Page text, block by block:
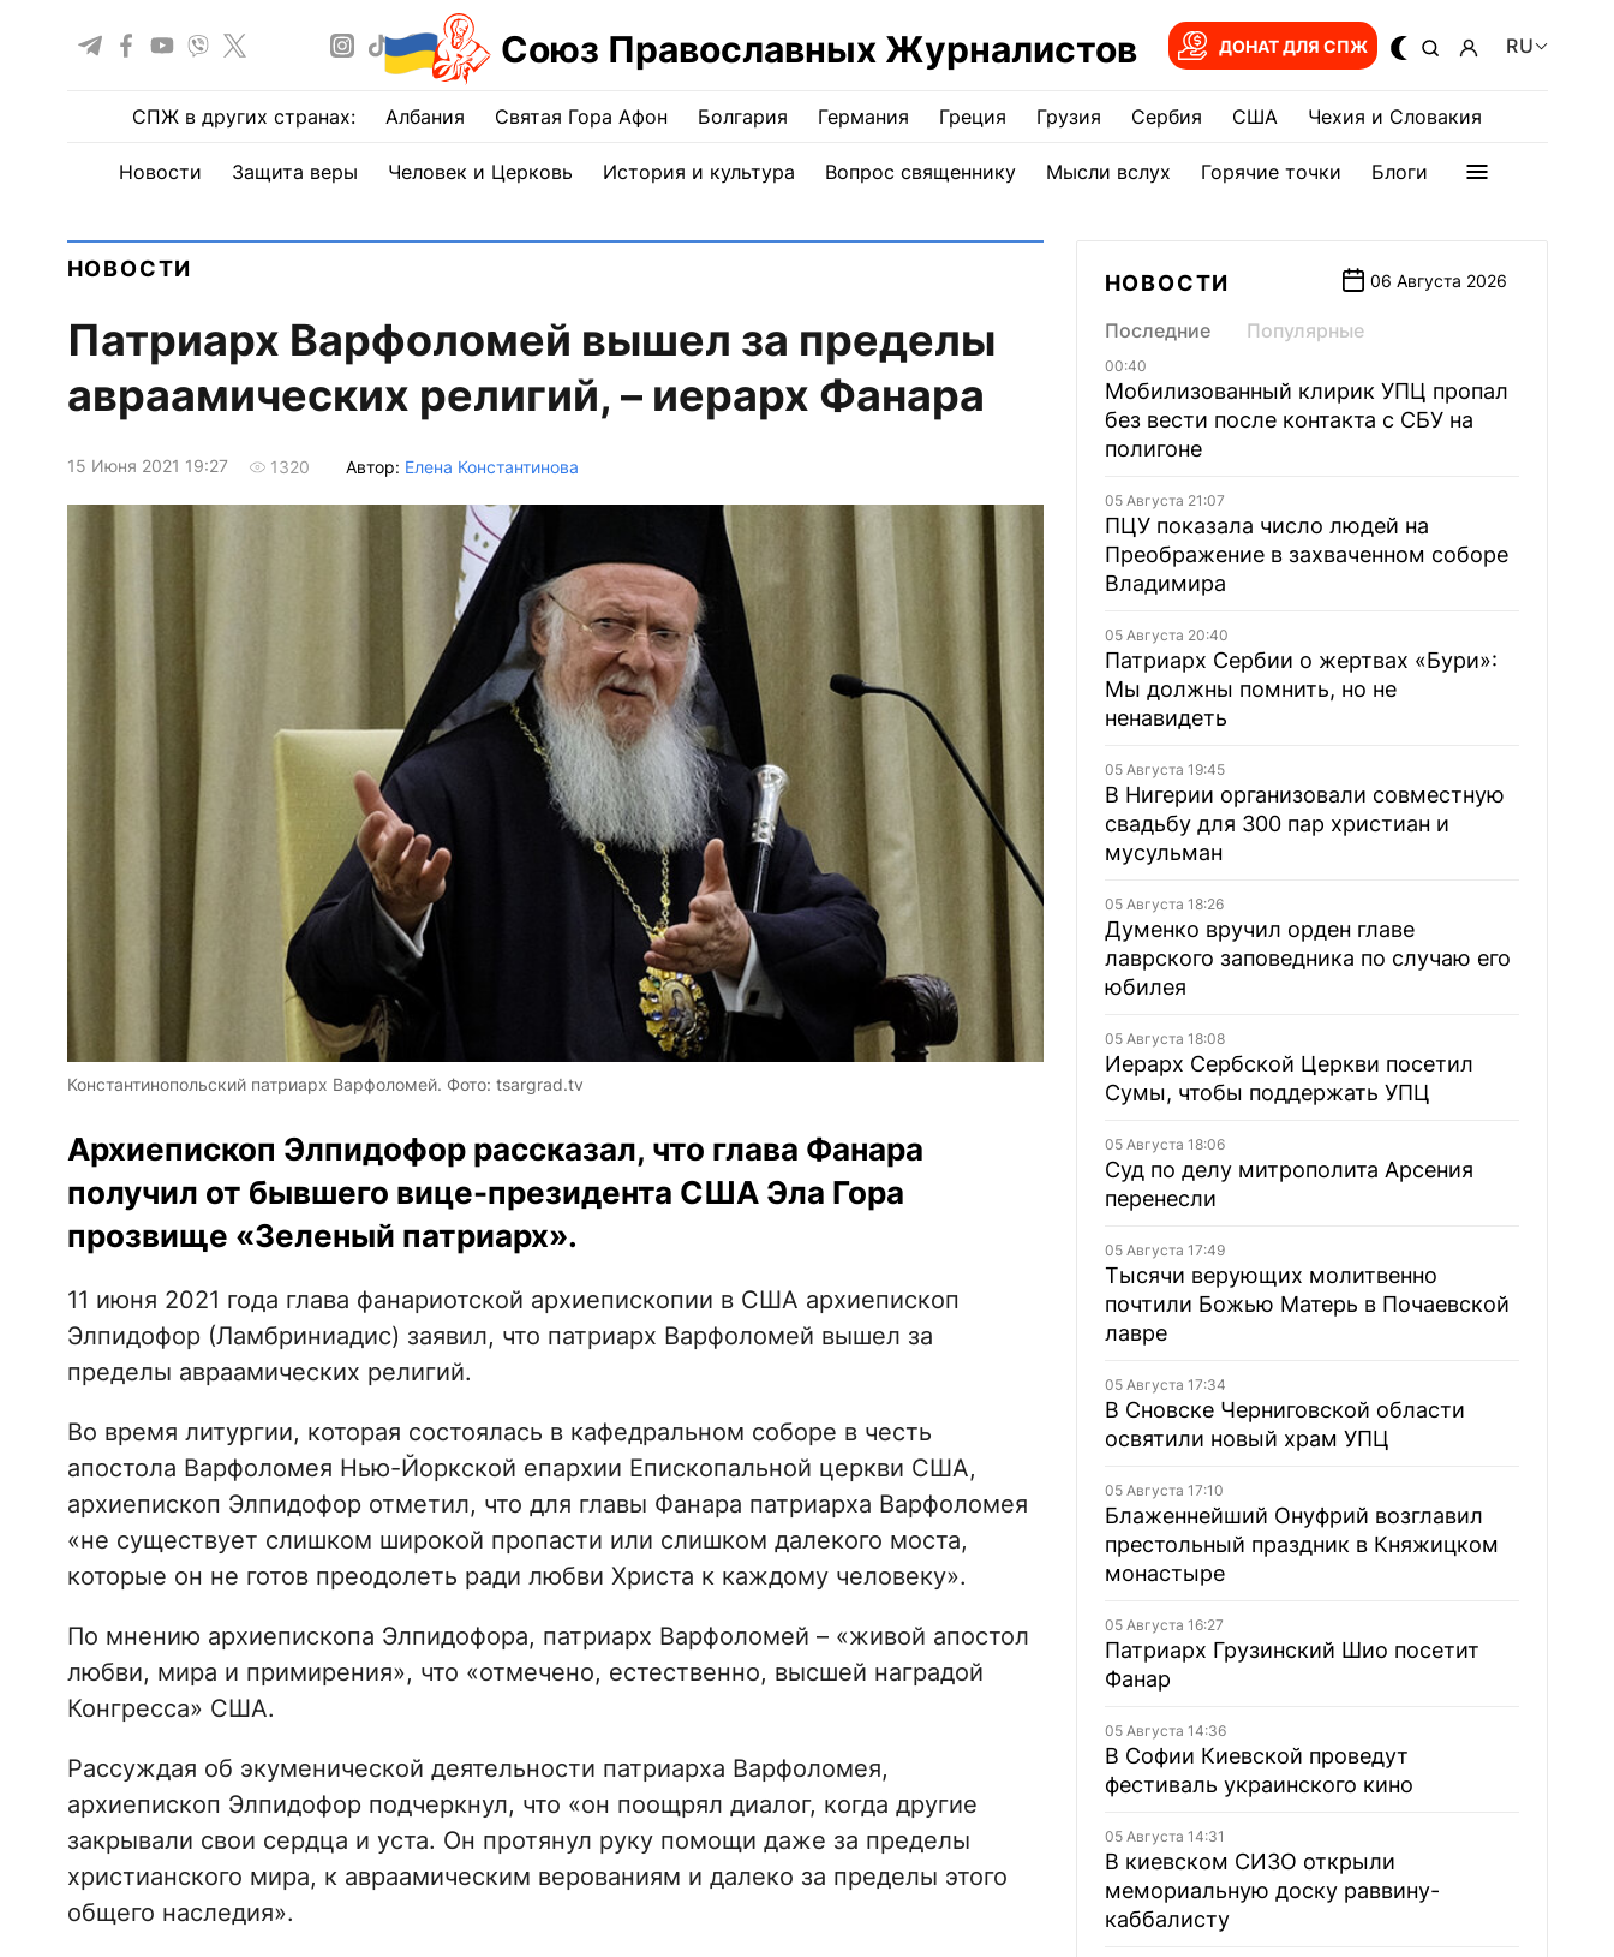
Союз Православных Журналистов ДОНАТ ДЛЯ СПЖ RU
СПЖ в других странах: Албания Святая Гора Афон Болгария Германия Греция Грузия Сербия США Чехия и Словакия
Новости Защита веры Человек и Церковь История и культура Вопрос священнику Мысли вслух Горячие точки Блоги
НОВОСТИ
Патриарх Варфоломей вышел за пределы
авраамических религий, – иерарх Фанара
15 Июня 2021 19:27 1320 Автор: Елена Константинова
Константинопольский патриарх Варфоломей. Фото: tsargrad.tv
Архиепископ Элпидофор рассказал, что глава Фанара
получил от бывшего вице-президента США Эла Гора
прозвище «Зеленый патриарх».
11 июня 2021 года глава фанариотской архиепископии в США архиепископ
Элпидофор (Ламбриниадис) заявил, что патриарх Варфоломей вышел за
пределы авраамических религий.
Во время литургии, которая состоялась в кафедральном соборе в честь
апостола Варфоломея Нью-Йоркской епархии Епископальной церкви США,
архиепископ Элпидофор отметил, что для главы Фанара патриарха Варфоломея
«не существует слишком широкой пропасти или слишком далекого моста,
которые он не готов преодолеть ради любви Христа к каждому человеку».
По мнению архиепископа Элпидофора, патриарх Варфоломей – «живой апостол
любви, мира и примирения», что «отмечено, естественно, высшей наградой
Конгресса» США.
Рассуждая об экуменической деятельности патриарха Варфоломея,
архиепископ Элпидофор подчеркнул, что «он поощрял диалог, когда другие
закрывали свои сердца и уста. Он протянул руку помощи даже за пределы
христианского мира, к авраамическим верованиям и далеко за пределы этого
общего наследия».
НОВОСТИ 06 Августа 2026
Последние Популярные
00:40
Мобилизованный клирик УПЦ пропал
без вести после контакта с СБУ на
полигоне
05 Августа 21:07
ПЦУ показала число людей на
Преображение в захваченном соборе
Владимира
05 Августа 20:40
Патриарх Сербии о жертвах «Бури»:
Мы должны помнить, но не
ненавидеть
05 Августа 19:45
В Нигерии организовали совместную
свадьбу для 300 пар христиан и
мусульман
05 Августа 18:26
Думенко вручил орден главе
лаврского заповедника по случаю его
юбилея
05 Августа 18:08
Иерарх Сербской Церкви посетил
Сумы, чтобы поддержать УПЦ
05 Августа 18:06
Суд по делу митрополита Арсения
перенесли
05 Августа 17:49
Тысячи верующих молитвенно
почтили Божью Матерь в Почаевской
лавре
05 Августа 17:34
В Сновске Черниговской области
освятили новый храм УПЦ
05 Августа 17:10
Блаженнейший Онуфрий возглавил
престольный праздник в Княжицком
монастыре
05 Августа 16:27
Патриарх Грузинский Шио посетит
Фанар
05 Августа 14:36
В Софии Киевской проведут
фестиваль украинского кино
05 Августа 14:31
В киевском СИЗО открыли
мемориальную доску раввину-
каббалисту